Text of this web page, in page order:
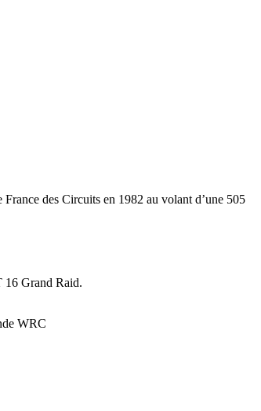
des Circuits en 1982 au volant d’une 505
16 Grand Raid.
WRC